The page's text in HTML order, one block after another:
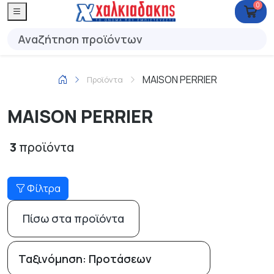
0
Προϊόντα MAISON PERRIER
MAISON PERRIER
3 προϊόντα
Φίλτρα
Πίσω στα προϊόντα